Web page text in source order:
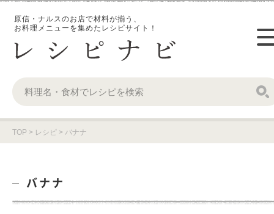
原信・ナルスのお店で材料が揃う、
お料理メニューを集めたレシピサイト！
TOP > レシピ > バナナ
バナナ